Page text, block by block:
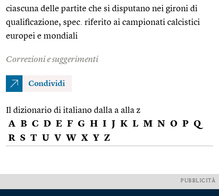
ciascuna delle partite che si disputano nei gironi di
qualificazione, spec. riferito ai campionati calcistici
europei e mondiali
Correzioni e suggerimenti
Condividi
Il dizionario di italiano dalla a alla z
A B C D E F G H I J K L M N O P Q
R S T U V W X Y Z
PUBBLICITÀ